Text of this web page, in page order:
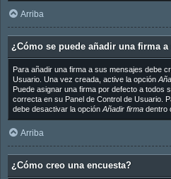
Arriba
¿Cómo se puede añadir una firma
Para añadir una firma a sus mensajes debe
Usuario. Una vez creada, active la opción
Puede asignar una firma por defecto a todos
correcta en su Panel de Control de Usuario.
debe desactivar la opción Añadir firmadentro
Arriba
¿Cómo creo una encuesta?